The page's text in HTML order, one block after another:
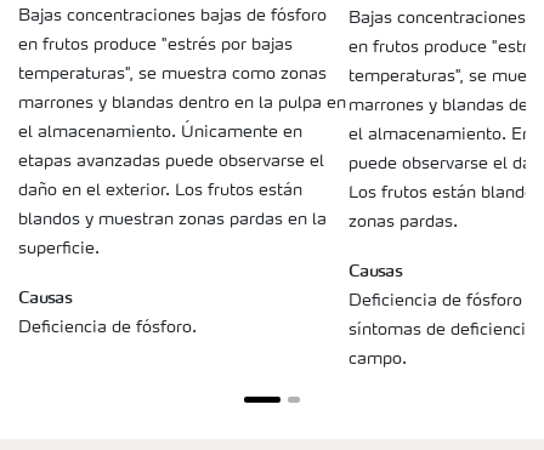
Bajas concentraciones bajas de fósforo
en frutos produce "estrés por bajas
temperaturas", se muestra como zonas
marrones y blandas dentro en la pulpa en
el almacenamiento. Únicamente en
etapas avanzadas puede observarse el
daño en el exterior. Los frutos están
blandos y muestran zonas pardas en la
superficie.
Causas
Deficiencia de fósforo.
Bajas concentraciones
en frutos produce
temperaturas", se
marrones y blandas
el almacenamiento. En
puede observarse el
Los frutos están
zonas pardas.
Causas
Deficiencia de fósforo
síntomas de deficiencia
campo.